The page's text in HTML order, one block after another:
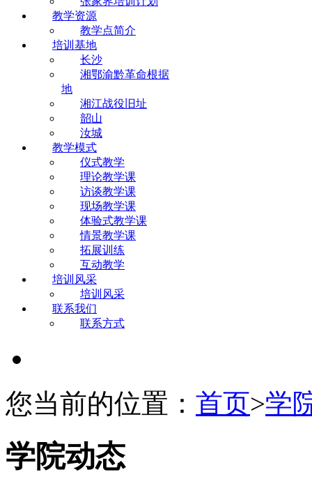
教学资源
教学点简介
培训基地
长沙
湘鄂渝黔革命根据
地
湘江战役旧址
韶山
汝城
教学模式
仪式教学
理论教学课
访谈教学课
现场教学课
体验式教学课
情景教学课
拓展训练
互动教学
培训风采
培训风采
联系我们
联系方式
您当前的位置： 首页>学
学院动态